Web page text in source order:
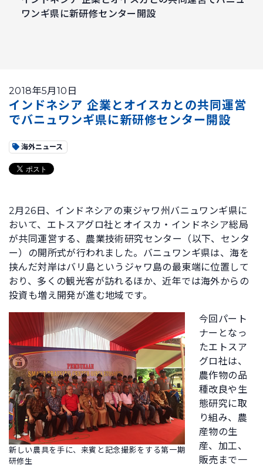
ワンギ県に新研修センター開設
2018年5月10日
インドネシア 企業とオイスカとの共同運営
でバニュワンギ県に新研修センター開設
海外ニュース
2月26日、インドネシアの東ジャワ州バニュワンギ県に
おいて、エトスアグロ社とオイスカ・インドネシア総局
が共同運営する、農業技術研究センター（以下、センタ
ー）の開所式が行われました。バニュワンギ県は、海を
挟んだ対岸はバリ島というジャワ島の最東端に位置して
おり、多くの観光客が訪れるほか、近年では海外からの
投資も増え開発が進む地域です。
新しい農具を手に、来賓と記念撮影をする第一期
研修生
今回パート
ナーとなっ
たエトスア
グロ社は、
農作物の品
種改良や生
態研究に取
り組み、農
産物の生
産、加工、
販売まで一